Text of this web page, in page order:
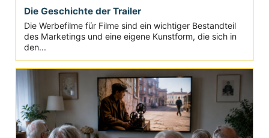
Die Geschichte der Trailer
Die Werbefilme für Filme sind ein wichtiger Bestandteil
des Marketings und eine eigene Kunstform, die sich in
den...